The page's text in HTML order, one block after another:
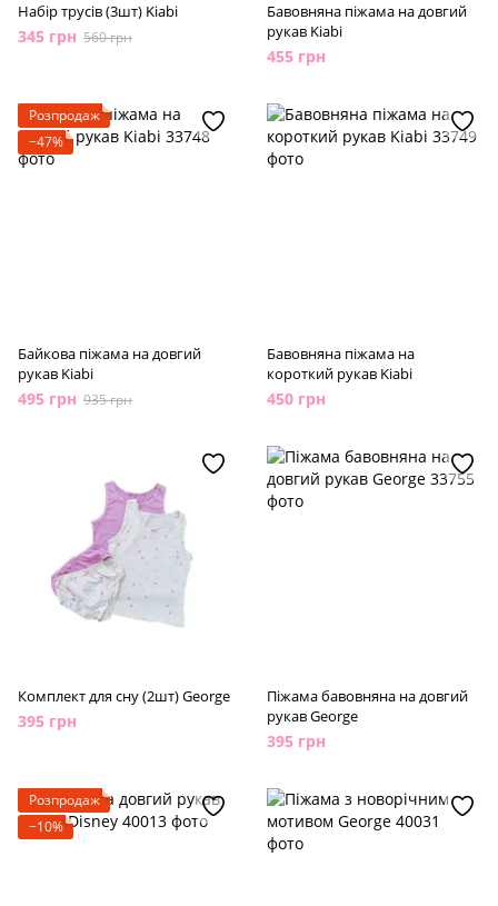
Набір трусів (3шт) Kiabi
345 грн 560 грн
Бавовняна піжама на довгий
рукав Kiabi
455 грн
Розпродаж
−47%
Байкова піжама на довгий
рукав Kiabi
495 грн 935 грн
Бавовняна піжама на
короткий рукав Kiabi
450 грн
Комплект для сну (2шт) George
395 грн
Піжама бавовняна на довгий
рукав George
395 грн
Розпродаж
−10%